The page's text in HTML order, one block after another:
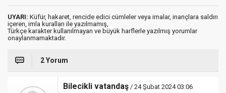
UYARI: Küfür, hakaret, rencide edici cümleler veya imalar, inançlara saldırı
içeren, imla kuralları ile yazılmamış,
Türkçe karakter kullanılmayan ve büyük harflerle yazılmış yorumlar
onaylanmamaktadır.
2 Yorum
Bilecikli vatandaş / 24 Şubat 2024 03:06